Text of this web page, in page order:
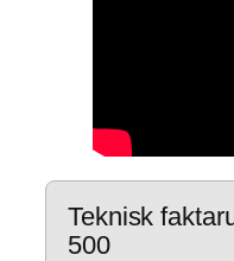
Teknisk
500